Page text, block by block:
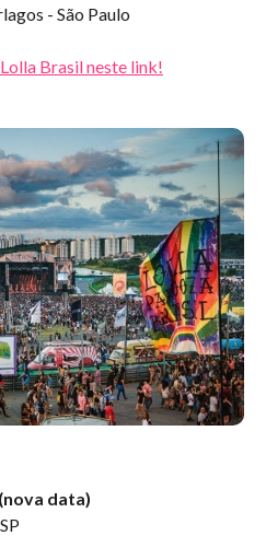
- São Paulo
Brasil neste link!
(nova data)